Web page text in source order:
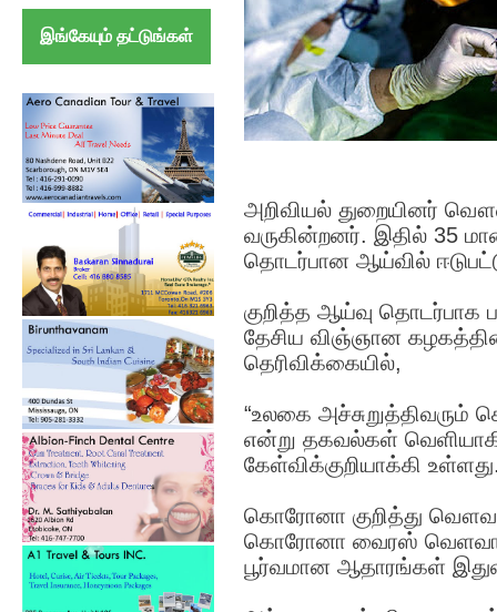
இங்கேயும் தட்டுங்கள்
அறிவியல் துறையினர்
வருகின்றனர். இதில் 35
தொடர்பான ஆய்வில்
குறித்த ஆய்வு தொடர்பாக
தேசிய விஞ்ஞான
தெரிவிக்கையில்,
“உலகை
என்று தகவல்கள்
கேள்விக்குறியாக்கி
கொரோனா குறித்து
கொரோனா வைரஸ் வெளவால்
பூர்வமான ஆதாரங்கள்